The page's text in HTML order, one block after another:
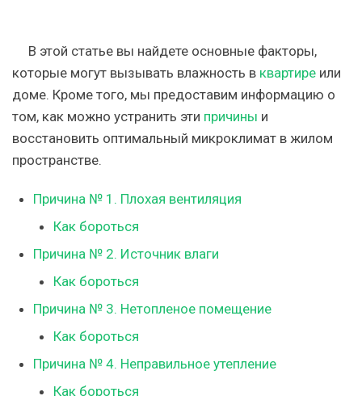
В этой статье вы найдете основные факторы,
которые могут вызывать влажность в квартире или
доме. Кроме того, мы предоставим информацию о
том, как можно устранить эти причины и
восстановить оптимальный микроклимат в жилом
пространстве.
Причина № 1. Плохая вентиляция
Как бороться
Причина № 2. Источник влаги
Как бороться
Причина № 3. Нетопленое помещение
Как бороться
Причина № 4. Неправильное утепление
Как бороться